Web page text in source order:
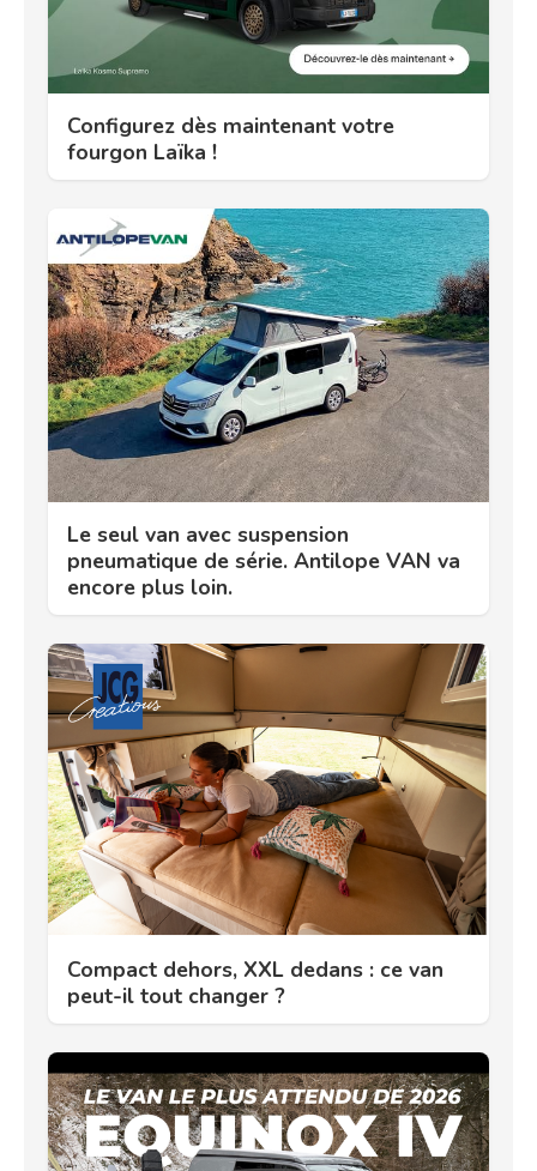
Configurez dès maintenant votre
fourgon Laïka !
Le seul van avec suspension
pneumatique de série. Antilope VAN va
encore plus loin.
Compact dehors, XXL dedans : ce van
peut-il tout changer ?